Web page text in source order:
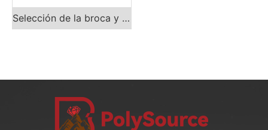
Selección de la broca y forma de la superficie del labio